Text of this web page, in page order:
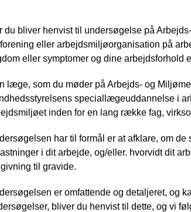
du bliver henvist til undersøgelse på
eller arbejdsmiljøorganisation på
eller symptomer og dine arbejdsforhold
læge, som du møder på Arbejds- og
speciallægeuddannelse i
inden for en lang række fag,
har til formål er at afklare, om
i dit arbejde, og/eller. hvorvidt dit
til gravide.
er omfattende og detaljeret, og
bliver du henvist til dette, og vi